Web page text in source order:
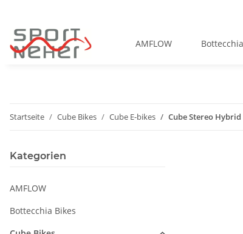
AMFLOW
Startseite Cube Bikes Cube E-bikes Cube Stereo
Kategorien
AMFLOW
Bottecchia Bikes